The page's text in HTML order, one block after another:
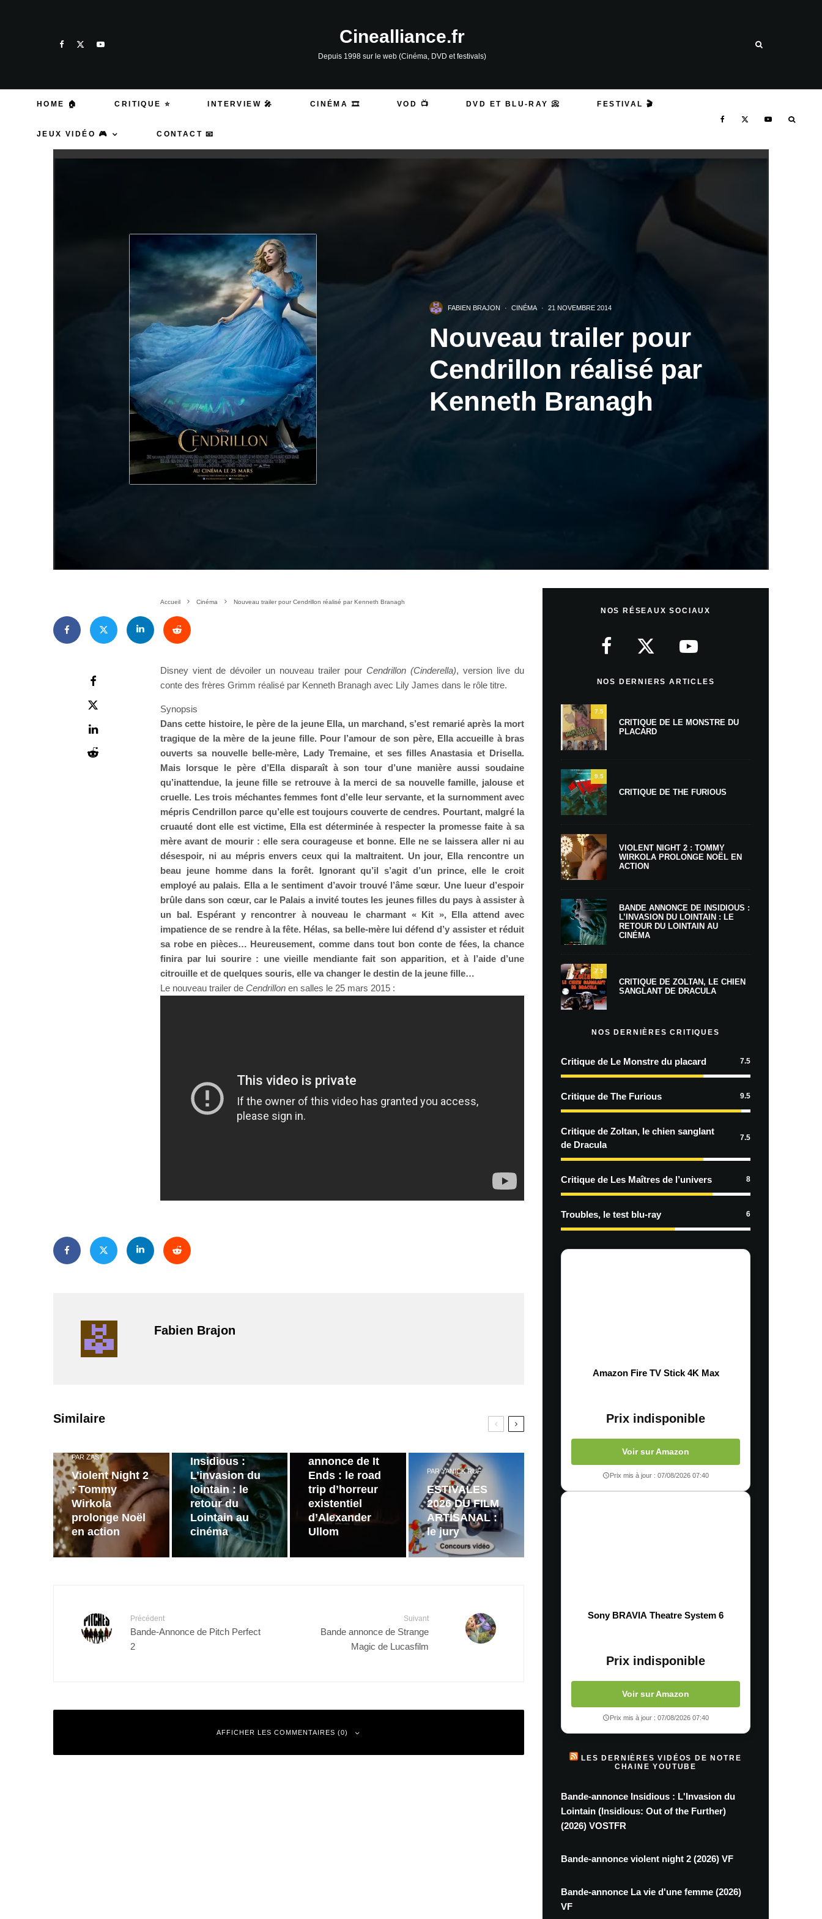
Cinealliance.fr
Depuis 1998 sur le web (Cinéma, DVD et festivals)
HOME 🏠 CRITIQUE ⭐ INTERVIEW 🎤 CINÉMA 🎞️ VOD 📺 DVD ET BLU-RAY 📀 FESTIVAL 🎬
JEUX VIDÉO 🎮 CONTACT 📧
FABIEN BRAJON · CINÉMA · 21 NOVEMBRE 2014
Nouveau trailer pour
Cendrillon réalisé par
Kenneth Branagh
Accueil Cinéma Nouveau trailer pour Cendrillon réalisé par Kenneth Branagh
Disney vient de dévoiler un nouveau trailer pour Cendrillon (Cinderella), version live du
conte des frères Grimm réalisé par Kenneth Branagh avec Lily James dans le rôle titre.
Synopsis
Dans cette histoire, le père de la jeune Ella, un marchand, s’est remarié après la mort
tragique de la mère de la jeune fille. Pour l’amour de son père, Ella accueille à bras
ouverts sa nouvelle belle-mère, Lady Tremaine, et ses filles Anastasia et Drisella.
Mais lorsque le père d’Ella disparaît à son tour d’une manière aussi soudaine
qu’inattendue, la jeune fille se retrouve à la merci de sa nouvelle famille, jalouse et
cruelle. Les trois méchantes femmes font d’elle leur servante, et la surnomment avec
mépris Cendrillon parce qu’elle est toujours couverte de cendres. Pourtant, malgré la
cruauté dont elle est victime, Ella est déterminée à respecter la promesse faite à sa
mère avant de mourir : elle sera courageuse et bonne. Elle ne se laissera aller ni au
désespoir, ni au mépris envers ceux qui la maltraitent. Un jour, Ella rencontre un
beau jeune homme dans la forêt. Ignorant qu’il s’agit d’un prince, elle le croit
employé au palais. Ella a le sentiment d’avoir trouvé l’âme sœur. Une lueur d’espoir
brûle dans son cœur, car le Palais a invité toutes les jeunes filles du pays à assister à
un bal. Espérant y rencontrer à nouveau le charmant « Kit », Ella attend avec
impatience de se rendre à la fête. Hélas, sa belle-mère lui défend d’y assister et réduit
sa robe en pièces… Heureusement, comme dans tout bon conte de fées, la chance
finira par lui sourire : une vieille mendiante fait son apparition, et à l’aide d’une
citrouille et de quelques souris, elle va changer le destin de la jeune fille…
Le nouveau trailer de Cendrillon en salles le 25 mars 2015 :
Fabien Brajon
Similaire
PAR ZAST
Violent Night 2
: Tommy
Wirkola
prolonge Noël
en action
Insidious :
L’invasion du
lointain : le
retour du
Lointain au
cinéma
annonce de It
Ends : le road
trip d’horreur
existentiel
d’Alexander
Ullom
PARYANICK RUF
ESTIVALES
2026 DU FILM
ARTISANAL :
le jury
Précédent
Bande-Annonce de Pitch Perfect
2
Suivant
Bande annonce de Strange
Magic de Lucasfilm
AFFICHER LES COMMENTAIRES (0)
NOS RÉSEAUX SOCIAUX
NOS DERNIERS ARTICLES
7.5
CRITIQUE DE LE MONSTRE DU
PLACARD
9.5
CRITIQUE DE THE FURIOUS
VIOLENT NIGHT 2 : TOMMY
WIRKOLA PROLONGE NOËL EN
ACTION
BANDE ANNONCE DE INSIDIOUS :
L’INVASION DU LOINTAIN : LE
RETOUR DU LOINTAIN AU
CINÉMA
7.5
CRITIQUE DE ZOLTAN, LE CHIEN
SANGLANT DE DRACULA
NOS DERNIÈRES CRITIQUES
Critique de Le Monstre du placard 7.5
Critique de The Furious 9.5
Critique de Zoltan, le chien sanglant
de Dracula
7.5
Critique de Les Maîtres de l’univers 8
Troubles, le test blu-ray 6
Amazon Fire TV Stick 4K Max
Prix indisponible
Voir sur Amazon
Prix mis à jour : 07/08/2026 07:40
Sony BRAVIA Theatre System 6
Prix indisponible
Voir sur Amazon
Prix mis à jour : 07/08/2026 07:40
LES DERNIÈRES VIDÉOS DE NOTRE
CHAINE YOUTUBE
Bande-annonce Insidious : L'Invasion du
Lointain (Insidious: Out of the Further)
(2026) VOSTFR
Bande-annonce violent night 2 (2026) VF
Bande-annonce La vie d'une femme (2026)
VF